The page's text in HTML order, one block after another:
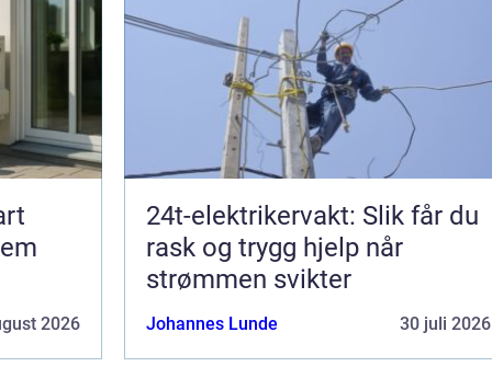
2026
24t-elektrikervakt: Slik får du
rask og trygg hjelp når
strømmen svikter
Johannes Lunde 30 juli 2026